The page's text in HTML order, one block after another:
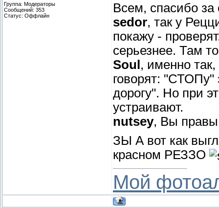
Группа: Модераторы
Сообщений: 353
Статус: Оффлайн
Всем, спасибо за
sedor, так у
покажу -
серьезнее. Там
Soul, именно
говорят: "СТОПу"
дорогу". Но при
устраивают.
nutsey, Вы правы
ЗЫ А вот как
красном РЕЗЗО
Мой